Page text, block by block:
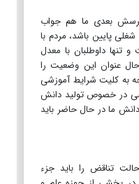
پرسش بعدی ما هم جواب
پایین باشد، مردم با
تنها داوطلبان با معدل
عنوان این وضعیت را
به کلیت شرایط آموزشی
در خصوص تولید دانش
ما در حال حاضر باید
تناقض را باید جزء